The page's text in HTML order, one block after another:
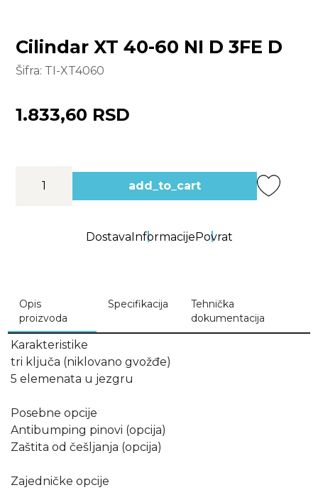
Cilindar XT 40-60 NI D 3FE D
Šifra: TI-XT4060
1.833,60 RSD
add_to_cart
DostavaInformacijePovrat
Opis
proizvoda
Specifikacija
Tehnička
dokumentacija
Karakteristike
tri ključa (niklovano gvožđe)
5 elemenata u jezgru
Posebne opcije
Antibumping pinovi (opcija)
Zaštita od češljanja (opcija)
Zajedničke opcije